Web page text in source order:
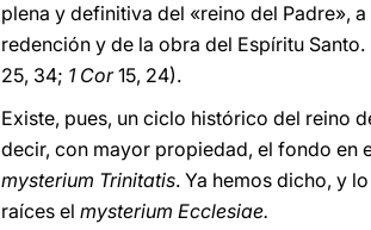
plena y definitiva del «reino del Padre»,
redención y de la obra del Espíritu
25, 34; 1 Cor15, 24).
Existe, pues, un ciclo histórico del reino
decir, con mayor propiedad, el fondo en
mysterium Trinitatis. Ya hemos dicho, y
raíces el mysterium Ecclesiae.